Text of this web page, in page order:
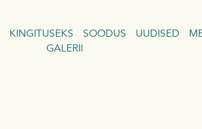
KINGITUSEKS SOODUS UUDISED
GALERII